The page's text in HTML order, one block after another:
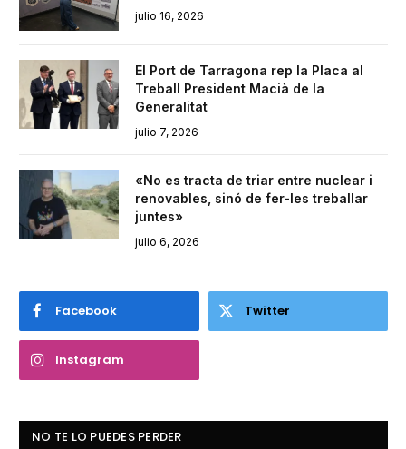
julio 16, 2026
El Port de Tarragona rep la Placa al
Treball President Macià de la
Generalitat
julio 7, 2026
«No es tracta de triar entre nuclear i
renovables, sinó de fer-les treballar
juntes»
julio 6, 2026
Facebook Twitter
Instagram
NO TE LO PUEDES PERDER